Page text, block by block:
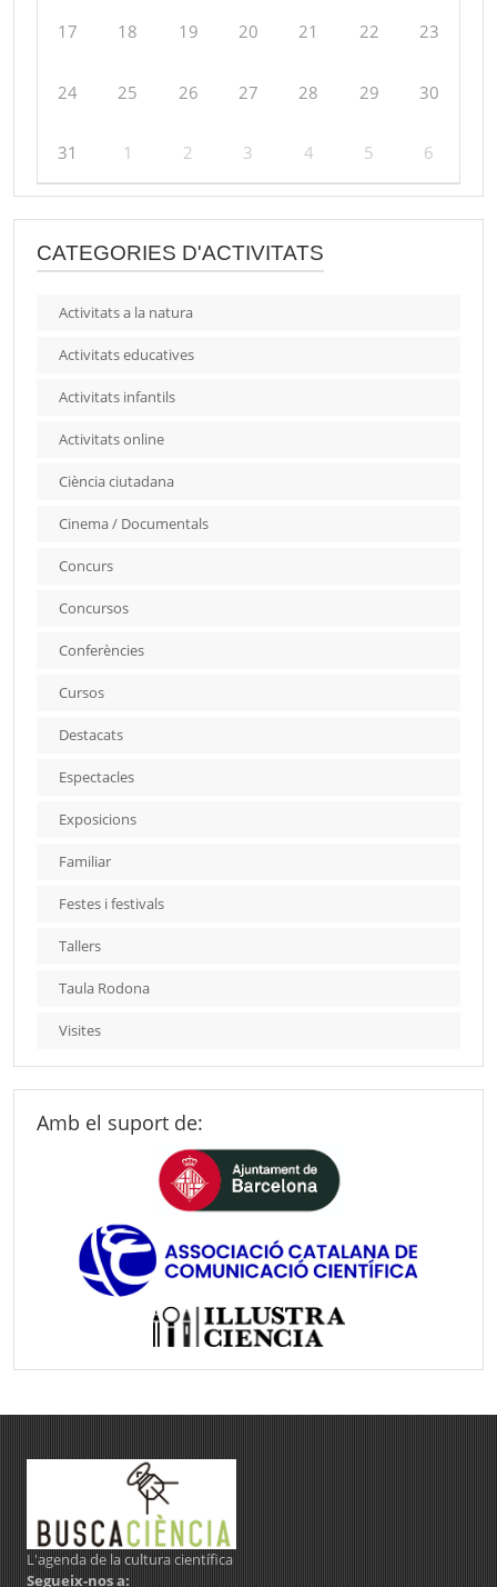
17 18 19 20 21 22 23
24 25 26 27 28 29 30
31 1 2 3 4 5 6
CATEGORIES D'ACTIVITATS
Activitats a la natura
Activitats educatives
Activitats infantils
Activitats online
Ciència ciutadana
Cinema / Documentals
Concurs
Concursos
Conferències
Cursos
Destacats
Espectacles
Exposicions
Familiar
Festes i festivals
Tallers
Taula Rodona
Visites
Amb el suport de:
L'agenda de la cultura científica
Segueix-nos a: